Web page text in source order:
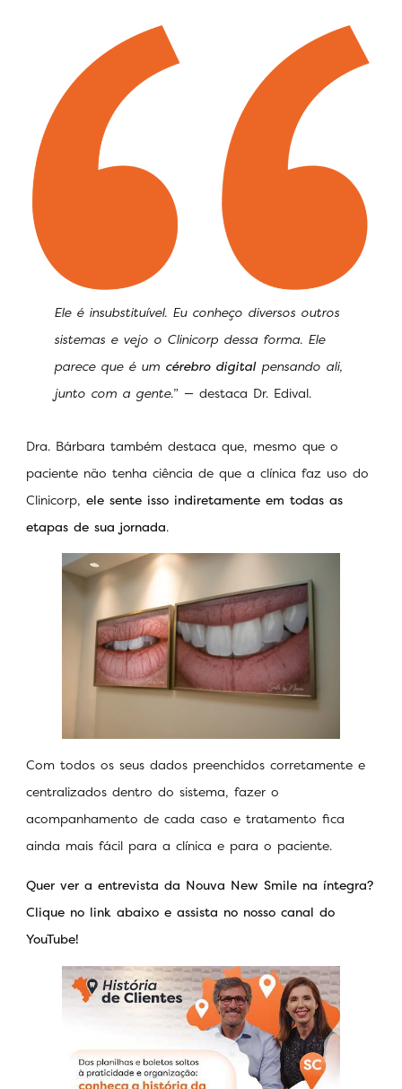
Ele é insubstituível. Eu conheço diversos outros
sistemas e vejo o Clinicorp dessa forma. Ele
parece que é um cérebro digital pensando ali,
junto com a gente.” — destaca Dr. Edival.
Dra. Bárbara também destaca que, mesmo que o
paciente não tenha ciência de que a clínica faz uso do
Clinicorp, ele sente isso indiretamente em todas as
etapas de sua jornada.
Com todos os seus dados preenchidos corretamente e
centralizados dentro do sistema, fazer o
acompanhamento de cada caso e tratamento fica
ainda mais fácil para a clínica e para o paciente.
Quer ver a entrevista da Nouva New Smile na íntegra?
Clique no link abaixo e assista no nosso canal do
YouTube!